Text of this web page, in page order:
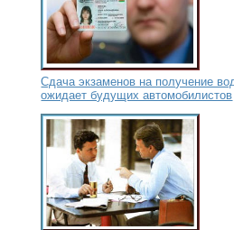
Сдача экзаменов на получение
ожидает будущих автомобилистов